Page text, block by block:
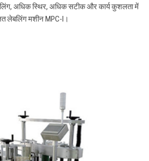
अधिक स्थिर, अधिक सटीक और कार्य कुशलता में
लेबलिंग मशीन MPC-I।